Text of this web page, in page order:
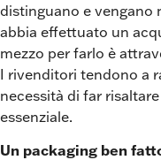
distinguano e vengano
abbia effettuato un
mezzo per farlo è
I rivenditori tendono a
necessità di far
essenziale.
Un packaging ben